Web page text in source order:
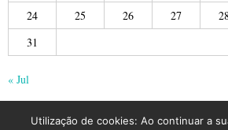
24
25 26 27
31
« Jul
Utilização de cookies: Ao continuar a